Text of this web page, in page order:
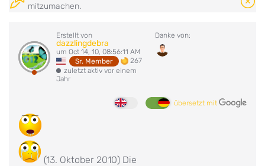
mitzumachen.
Erstellt von
dazzlingdebra
um Oct 14, 10, 08:56:11 AM
Sr. Member
267
zuletzt aktiv vor einem
Jahr
Danke von:
übersetzt mit
(13. Oktober 2010) Die